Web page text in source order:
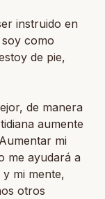
instruido en
como
de pie,
de manera
aumente
mi
me ayudará a
mi mente,
otros